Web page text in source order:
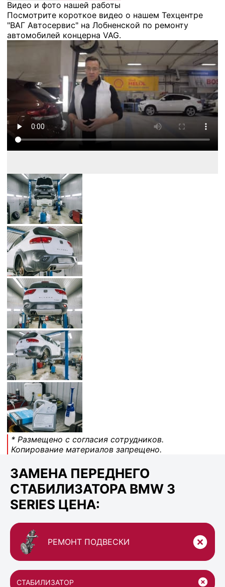
Видео и фото нашей работы
Посмотрите короткое видео о нашем Техцентре
"ВАГ Автосервис" на Лобненской по ремонту
автомобилей концерна VAG.
* Размещено с согласия сотрудников.
Копирование материалов запрещено.
ЗАМЕНА ПЕРЕДНЕГО
СТАБИЛИЗАТОРА BMW 3
SERIES ЦЕНА:
РЕМОНТ ПОДВЕСКИ
СТАБИЛИЗАТОР